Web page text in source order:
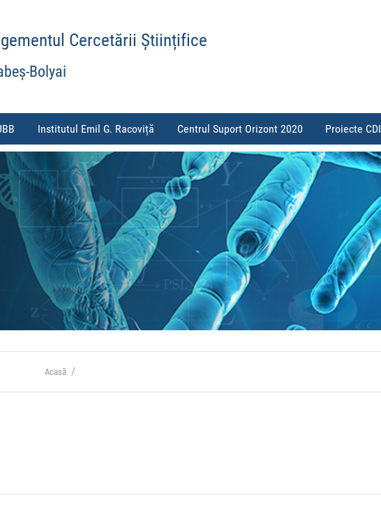
Cercetării Științifice
Bolyai
Institutul Emil G. Racoviță Centrul Suport Orizont 2020 Proiecte CDI
Acasă